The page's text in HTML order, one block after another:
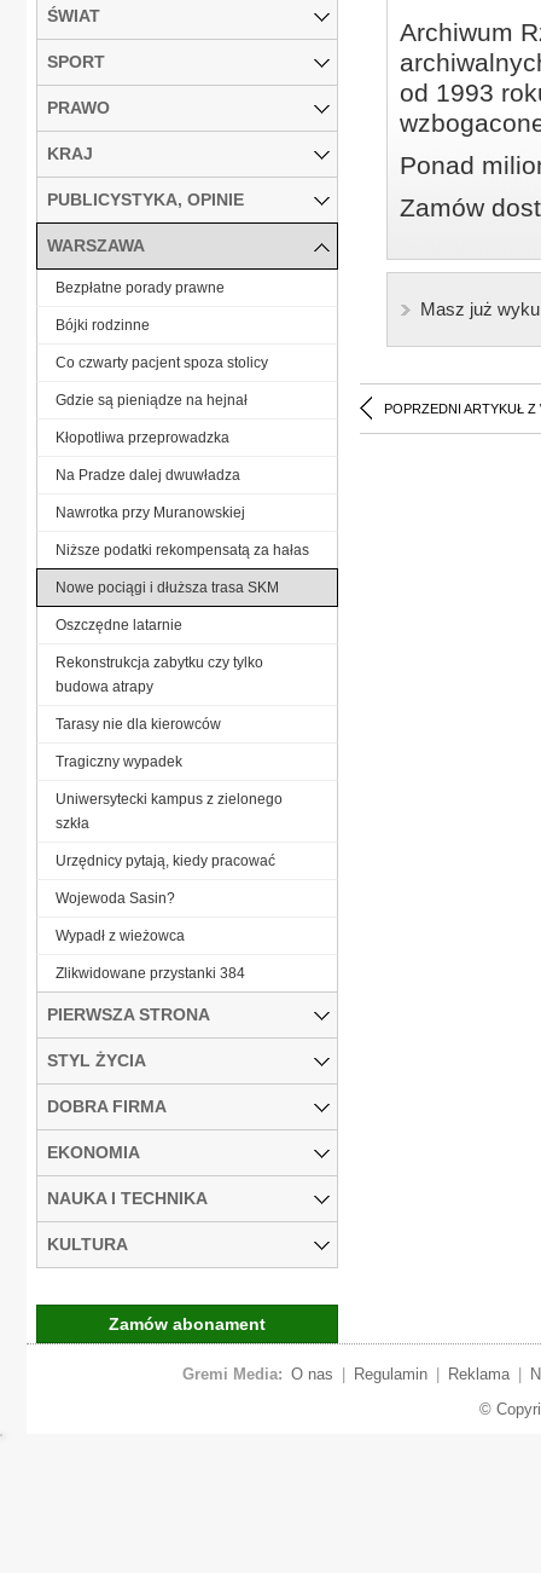
Archiwum
od 1993
Ponad
Zamów
Masz już
POPRZEDNI ARTYKUŁ Z
ŚWIAT
SPORT
PRAWO
KRAJ
PUBLICYSTYKA, OPINIE
WARSZAWA
Bezpłatne porady prawne
Bójki rodzinne
Co czwarty pacjent spoza stolicy
Gdzie są pieniądze na hejnał
Kłopotliwa przeprowadzka
Na Pradze dalej dwuwładza
Nawrotka przy Muranowskiej
Niższe podatki rekompensatą za hałas
Nowe pociągi i dłuższa trasa SKM
Oszczędne latarnie
Rekonstrukcja zabytku czy tylko
budowa atrapy
Tarasy nie dla kierowców
Tragiczny wypadek
Uniwersytecki kampus z zielonego
szkła
Urzędnicy pytają, kiedy pracować
Wojewoda Sasin?
Wypadł z wieżowca
Zlikwidowane przystanki 384
PIERWSZA STRONA
STYL ŻYCIA
DOBRA FIRMA
EKONOMIA
NAUKA I TECHNIKA
KULTURA
Zamów abonament
Gremi Media: O nas Regulamin Reklama
©